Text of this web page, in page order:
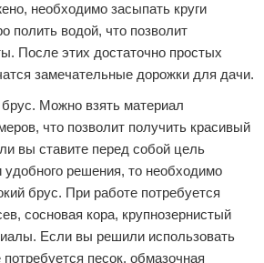
необходимо засыпать круги
полить водой, что позволит
После этих достаточно простых
замечательные дорожки для дачи.
Можно взять материал
что позволит получить красивый
вы ставите перед собой цель
удобного решения, то необходимо
брус. При работе потребуется
сосновая кора, крупнозернистый
Если вы решили использовать
песок, обмазочная